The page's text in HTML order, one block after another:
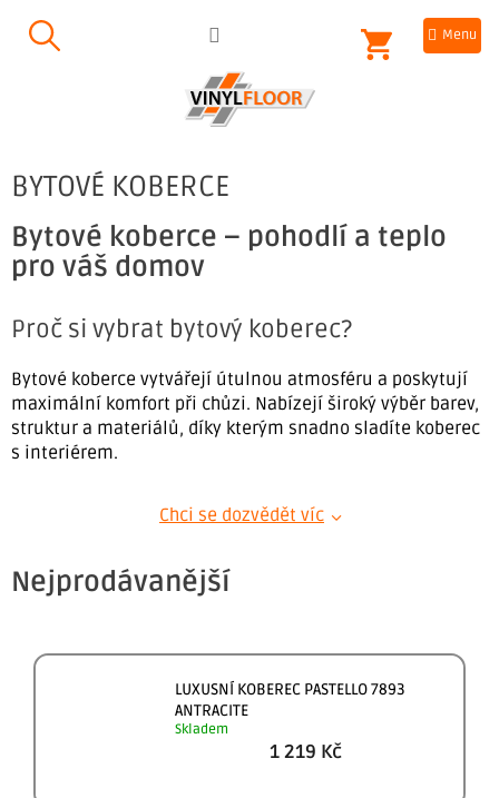
NÁKUPNÍ
KOŠÍK
BYTOVÉ KOBERCE
Bytové koberce – pohodlí a teplo
pro váš domov
Proč si vybrat bytový koberec?
Bytové koberce vytvářejí útulnou atmosféru a poskytují
maximální komfort při chůzi. Nabízejí široký výběr barev,
struktur a materiálů, díky kterým snadno sladíte koberec
s interiérem.
Chci se dozvědět víc
Nejprodávanější
LUXUSNÍ KOBEREC PASTELLO 7893
ANTRACITE
Skladem
1 219 Kč